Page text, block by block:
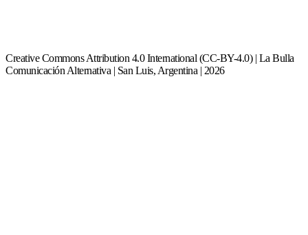
Creative Commons Attribution 4.0 International (CC-BY-4.0) | La Bulla
Comunicación Alternativa | San Luis, Argentina | 2026